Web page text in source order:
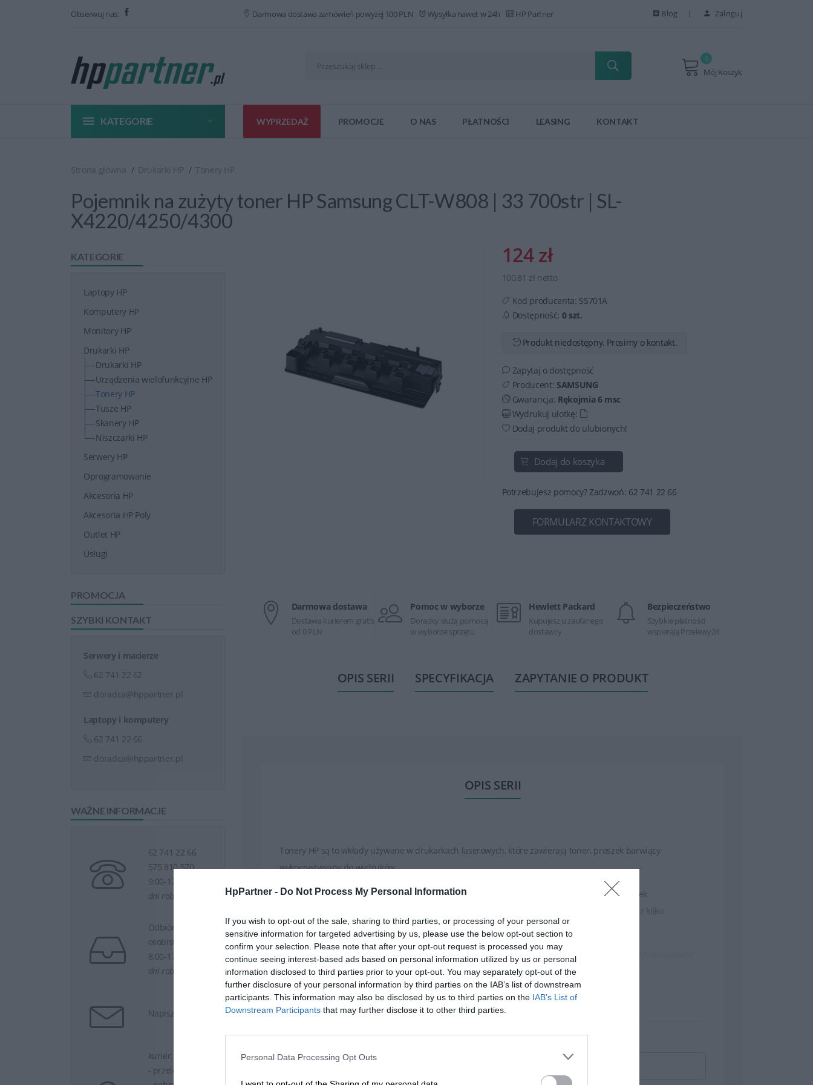
HpPartner - Do Not Process My Personal Information
If you wish to opt-out of the sale, sharing to third parties, or processing of your personal or
sensitive information for targeted advertising by us, please use the below opt-out section to
confirm your selection. Please note that after your opt-out request is processed you may
continue seeing interest-based ads based on personal information utilized by us or personal
information disclosed to third parties prior to your opt-out. You may separately opt-out of the
further disclosure of your personal information by third parties on the IAB’s list of downstream
participants. This information may also be disclosed by us to third parties on the IAB’s List of
Downstream Participants that may further disclose it to other third parties.
Personal Data Processing Opt Outs
Obserwuj nas: Darmowa dostawa zamówień powyżej 100 PLN Wysyłka nawet w 24h HP Partner Blog Zaloguj
Mój Koszyk
0
KATEGORIE WYPRZEDAŻ PROMOCJE O NAS PŁATNOŚCI LEASING KONTAKT
Strona główna Drukarki HP Tonery HP
Pojemnik na zużyty toner HP Samsung CLT-W808 | 33 700str | SL-
X4220/4250/4300
KATEGORIE
Laptopy HP
Komputery HP
Monitory HP
Drukarki HP
Drukarki HP
Urządzenia wielofunkcyjne HP
Tonery HP
Tusze HP
Skanery HP
Niszczarki HP
Serwery HP
Oprogramowanie
Akcesoria HP
Akcesoria HP Poly
Outlet HP
Usługi
PROMOCJA
SZYBKI KONTAKT
Serwery i macierze
62 741 22 62
doradca@hppartner.pl
Laptopy i komputery
62 741 22 66
doradca@hppartner.pl
WAŻNE INFORMACJE
62 741 22 66
575 810 570
9:00-17:00
dni robocze
Odbiór
osobisty
8:00-17:00
dni robocze
Napisz do nas
kurier:
- przelew 0 zł
124 zł
100,81 zł netto
Kod producenta: SS701A
Dostępność: 0 szt.
Produkt niedostępny. Prosimy o kontakt.
Zapytaj o dostępność
Producent: SAMSUNG
Gwarancja: Rękojmia 6 msc
Wydrukuj ulotkę:
Dodaj produkt do ulubionych!
Dodaj do koszyka
Potrzebujesz pomocy? Zadzwoń: 62 741 22 66
FORMULARZ KONTAKTOWY
Darmowa dostawa
Dostawa kurierem gratis
od 0 PLN
Pomoc w wyborze
Doradcy służą pomocą
w wyborze sprzętu
Hewlett Packard
Kupujesz u zaufanego
dostawcy
Bezpieczeństwo
Szybkie płatności
wspierają Przelewy24
OPIS SERII SPECYFIKACJA ZAPYTANIE O PRODUKT
OPIS SERII
Tonery HP są to wkłady używane w drukarkach laserowych, które zawierają toner, proszek barwiący
wykorzystywany do wydruków.
HP oferuje różne rodzaje tonerów, w zależności od modelu drukarki. Istnieją tonery do drukarek
oddzielnych kolorów (czarny, cyjan, magenta, żółty).
Tonery HP są dostępne w różnych pojemnościach, od standardowych do wysokowydajnych. Wysokowydajne
tonery mogą wydrukować większą ilość stron niż standardowe, co jest korzystne dla osób, które drukują dużo
dokumentów.
Tonery HP zapewniają wysoką jakość wydruku, oferując ostre, wyraźne teksty oraz wysokiej jakości obrazy czy
grafiki. Są one opracowane w taki sposób, aby zapewnić spójność i trwałość wydruków.
Tonery HP są zazwyczaj łatwe w instalacji. Producent zwykle dostarcza instrukcje, które wskazują, jak
ROZWIŃ PEŁEN OPIS
SPECYFIKACJA